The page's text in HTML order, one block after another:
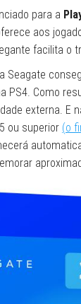
para a
aos
facilita o
Seagate
Como
externa. E
ou superior (o